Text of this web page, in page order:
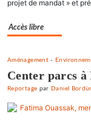
projet de mandat » et
Accès libre
Aménagement-
Center parcs à
Reportage par Daniel Bordür